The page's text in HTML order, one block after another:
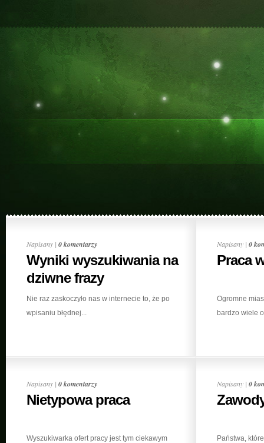
Napisany | 0 komentarzy
Wyniki wyszukiwania na
dziwne frazy
Nie raz zaskoczyło nas w internecie to, że po
wpisaniu błędnej...
Napisany | 0
Praca
Ogromne
bardzo wiele
Napisany | 0 komentarzy
Nietypowa praca
Wyszukiwarka ofert pracy jest tym ciekawym
Napisany | 0
Państwa,